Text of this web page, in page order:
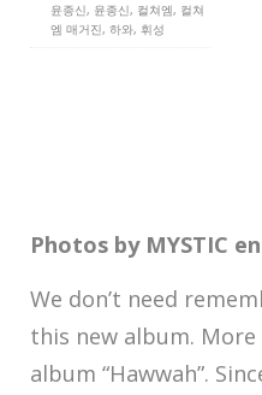
윤종신, 윤종신, 컬쳐엠, 컬쳐
엠 매거진, 하와, 휘성
Photos by MYSTIC
We don’t need
this new album.
album “Hawwah”.